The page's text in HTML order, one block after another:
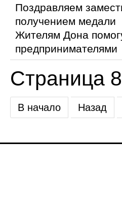
Поздравляем
получением медали
Жителям Дона
предпринимателями
Страница
В начало Назад